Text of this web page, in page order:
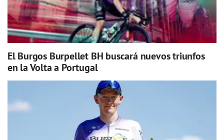
El Burgos Burpellet BH buscará nuevos triunfos
en la Volta a Portugal